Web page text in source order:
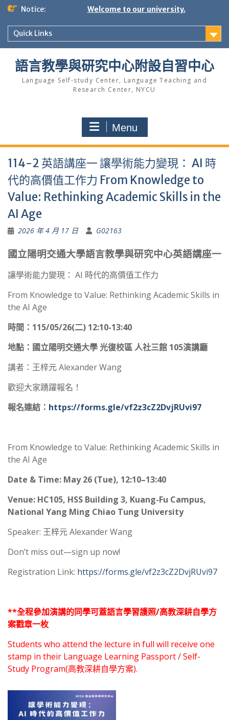
Skip
content
Notice: Welcome to our university.
Quick Links
語言教學與研究中心附設自習中心
Language Self-study Center, Language Teaching and
Research Center, NYCU
Menu
114-2 英語講座一 讓學術能力變現： AI 時
代的高價值工作力 From Knowledge to
Value: Rethinking Academic Skills in the
AI Age
2026 年 4 月 17 日 G02163
國立陽明交通大學語言教學與研究中心英語講座一
讓學術能力變現： AI 時代的高價值工作力
From Knowledge to Value: Rethinking Academic Skills in
the AI Age
時間：115/05/26(二) 12:10-13:40
地點：國立陽明交通大學 光復校區 人社三館 105演講廳
講者：王梓元 Alexander Wang
歡迎大家踴躍報名！
報名連結： https://forms.gle/vf2z3cZ2DvjRUvi97
From Knowledge to Value: Rethinking Academic Skills in
the AI Age
Date & Time: May 26 (Tue), 12:10–13:40
Venue: HC105, HSS Building 3, Kuang-Fu Campus,
National Yang Ming Chiao Tung University
Speaker: 王梓元 Alexander Wang
Don’t miss out—sign up now!
Registration Link: https://forms.gle/vf2z3cZ2DvjRUvi97
**全程參加演講的同學可蓋語言學習護照/高教深耕自學方
案戳章一枚
Students who attend the lecture in full will receive one
stamp in their Language Learning Passport / Self-
Study Program(高教深耕自學方案).